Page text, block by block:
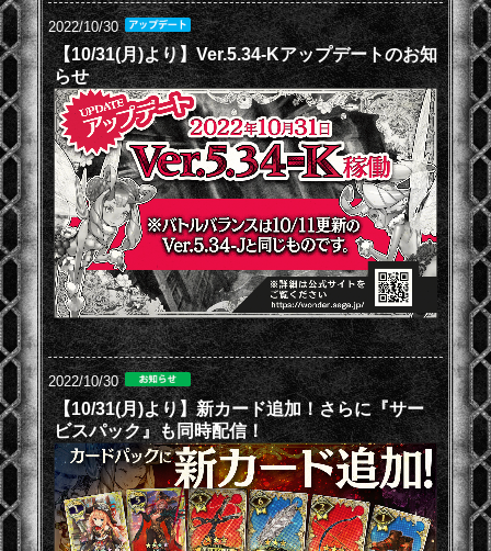
2022/10/30
【10/31(月)より】Ver.5.34-Kアップデートのお知
らせ
2022/10/30
【10/31(月)より】新カード追加！さらに『サー
ビスパック』も同時配信！